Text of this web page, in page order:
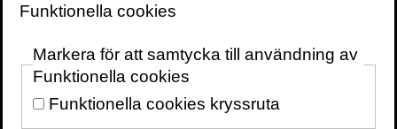
Skriv ut sidan
Funktionella cookies
Markera för att samtycka till användning av
Funktionella cookies
Funktionella cookies kryssruta